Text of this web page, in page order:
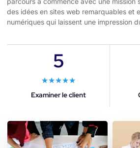
des idées en sites web remarquables et
numériques qui laissent une impression
5
★★★★★
Examiner le client